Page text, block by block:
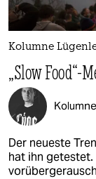
Kolumne
„Slow Food“-
Kolumne
Der neueste
hat ihn getestet.